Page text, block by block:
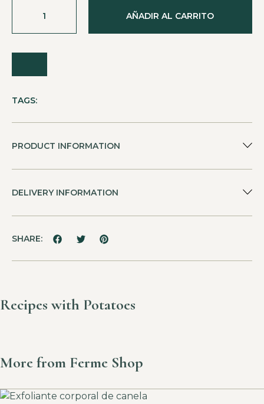
AÑADIR AL CARRITO
TAGS:
PRODUCT INFORMATION
DELIVERY INFORMATION
SHARE:
Recipes with Potatoes
More from Ferme Shop